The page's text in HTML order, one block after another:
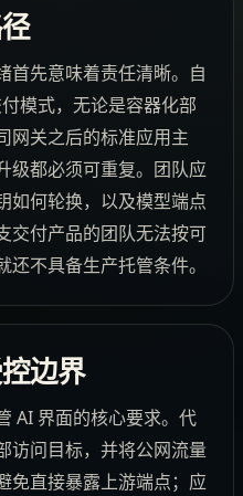
首先意味着责任清晰。自
模式，无论是容器化部
网关之后的标准应用主
级都必须可重复。团队应
如何轮换，以及模型端点
交付产品的团队无法按可
不具备生产托管条件。
边界
AI 界面的核心要求。代
访问目标，并将公网流量
免直接暴露上游端点；应